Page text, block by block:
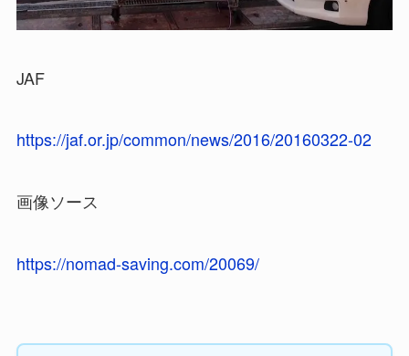
JAF
https://jaf.or.jp/common/news/2016/20160322-02
画像ソース
https://nomad-saving.com/20069/